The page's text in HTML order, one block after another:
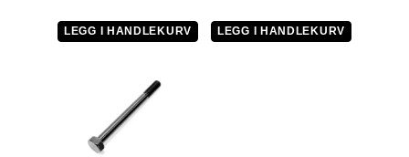
LEGG I HANDLEKURV LEGG I HANDLEKURV